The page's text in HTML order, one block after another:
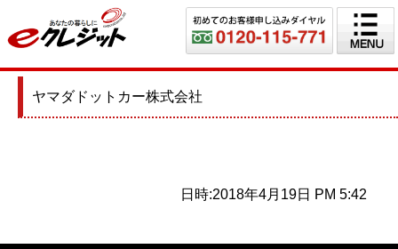
ヤマダドットカー株式会社
日時:2018年4月19日 PM 5:42